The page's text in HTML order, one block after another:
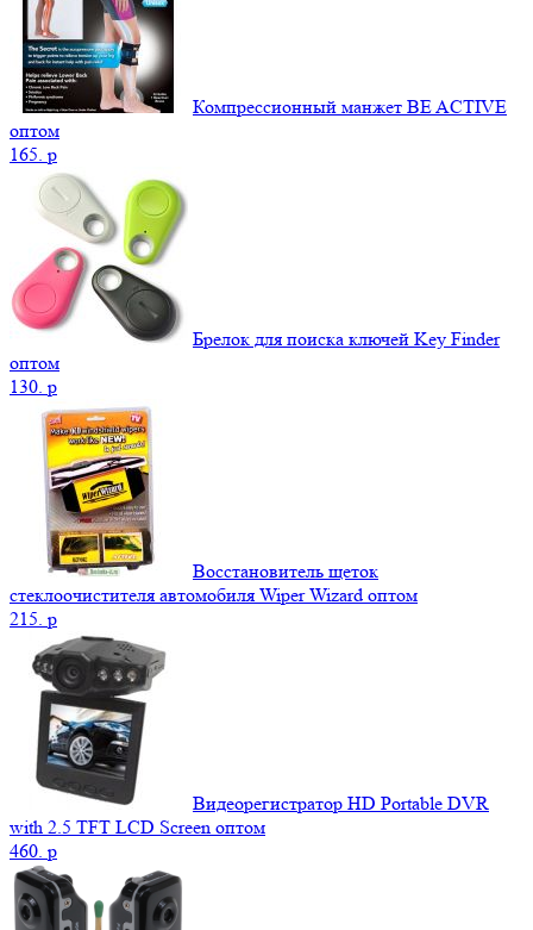
Компрессионный манжет BE ACTIVE
оптом
165. p
Брелок для поиска ключей Key Finder
оптом
130. p
Восстановитель щеток
стеклоочистителя автомобиля Wiper Wizard оптом
215. p
Видеорегистратор HD Portable DVR
with 2.5 TFT LCD Screen оптом
460. p